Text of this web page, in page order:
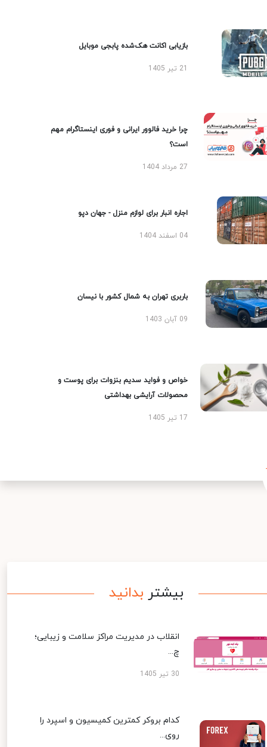
بازیابی اکانت هک‌شده پابجی موبایل
چرا خرید فالوور ایرانی و فوری اینستاگرام مهم
است؟
27 مرداد 1404
اجاره انبار برای لوازم منزل - جهان دپو
04 اسفند 1404
باربری تهران به شمال کشور با نیسان
09 آبان 1403
خواص و فواید سدیم بنزوات برای پوست و
محصولات آرایشی بهداشتی
17 تیر 1405
بیشتر بدانید
انقلاب در مدیریت مراکز سلامت و زیبایی؛
چ...
30 تیر 1405
کدام بروکر کمترین کمیسیون و اسپرد را
روی...